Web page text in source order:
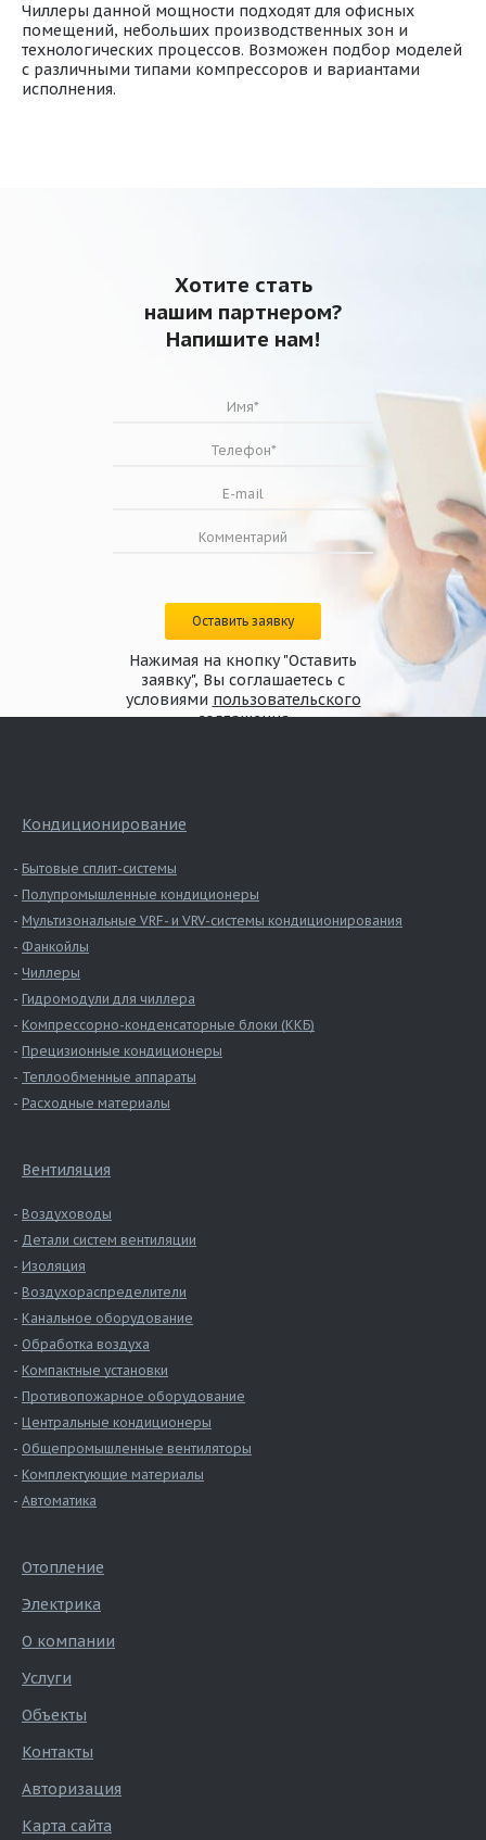
Чиллеры данной мощности подходят для офисных
помещений, небольших производственных зон и
технологических процессов. Возможен подбор моделей
с различными типами компрессоров и вариантами
исполнения.
Хотите стать
нашим партнером?
Напишите нам!
Оставить заявку
Нажимая на кнопку "Оставить
заявку", Вы соглашаетесь с
условиями пользовательского
соглашения
Кондиционирование
Бытовые сплит-системы
Полупромышленные кондиционеры
Мультизональные VRF- и VRV-системы кондиционирования
Фанкойлы
Чиллеры
Гидромодули для чиллера
Компрессорно-конденсаторные блоки (ККБ)
Прецизионные кондиционеры
Теплообменные аппараты
Расходные материалы
Вентиляция
Воздуховоды
Детали систем вентиляции
Изоляция
Воздухораспределители
Канальное оборудование
Обработка воздуха
Компактные установки
Противопожарное оборудование
Центральные кондиционеры
Общепромышленные вентиляторы
Комплектующие материалы
Автоматика
Отопление
Электрика
О компании
Услуги
Объекты
Контакты
Авторизация
Карта сайта